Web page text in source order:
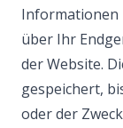
Informationen
über Ihr
der Website.
gespeichert,
oder der